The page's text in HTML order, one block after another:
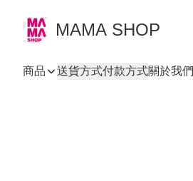
MAMA SHOP
商品 送貨方式付款方式關於我們